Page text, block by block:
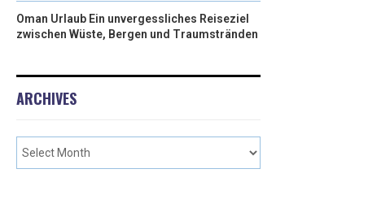
Oman Urlaub Ein unvergessliches Reiseziel
zwischen Wüste, Bergen und Traumstränden
ARCHIVES